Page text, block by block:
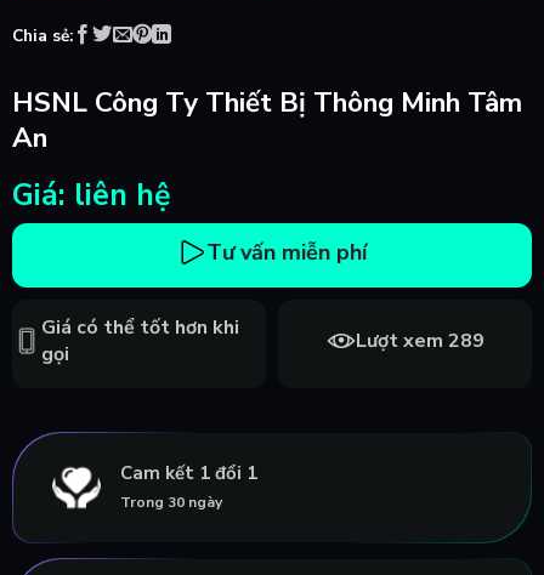
Chia sẻ:
HSNL Công Ty Thiết Bị Thông Minh Tâm
An
Giá: liên hệ
Tư vấn miễn phí
Giá có thể tốt hơn khi
gọi
Lượt xem 289
Cam kết 1 đổi 1
Trong 30 ngày